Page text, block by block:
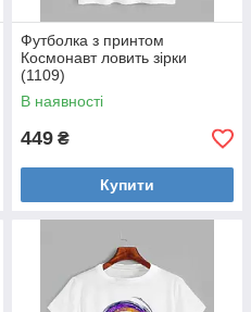
Футболка з принтом
Космонавт ловить зірки
(1109)
В наявності
449 ₴
Купити